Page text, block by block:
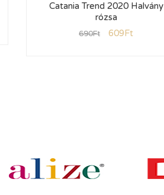
Catania Trend 2020 Halvány
rózsa
690Ft 609Ft